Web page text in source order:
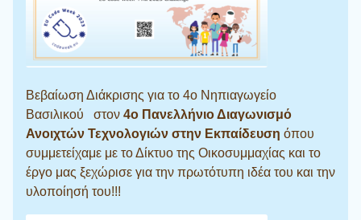
Βεβαίωση Διάκρισης για το 4ο Νηπιαγωγείο
Βασιλικού στον 4ο Πανελλήνιο Διαγωνισμό
Ανοιχτών Τεχνολογιών στην Εκπαίδευση όπου
συμμετείχαμε με το Δίκτυο της Οικοσυμμαχίας και το
έργο μας ξεχώρισε για την πρωτότυπη ιδέα του και την
υλοποίησή του!!!